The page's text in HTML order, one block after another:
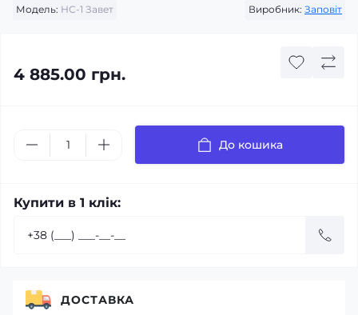
Модель: НС-1 Завет Виробник: Заповіт
4 885.00 грн.
До кошика
Купити в 1 клік:
ДОСТАВКА